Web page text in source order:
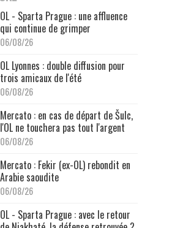
OL - Sparta Prague : une affluence
qui continue de grimper
06/08/26
OL Lyonnes : double diffusion pour
trois amicaux de l'été
06/08/26
Mercato : en cas de départ de Šulc,
l'OL ne touchera pas tout l'argent
06/08/26
Mercato : Fekir (ex-OL) rebondit en
Arabie saoudite
06/08/26
OL - Sparta Prague : avec le retour